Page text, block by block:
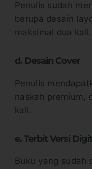
Penulis sudah
berupa desain
maksimal dua kali.
d. Desain Cover
Penulis
naskah premium,
kali.
e. Terbit Versi
Buku yang sudah